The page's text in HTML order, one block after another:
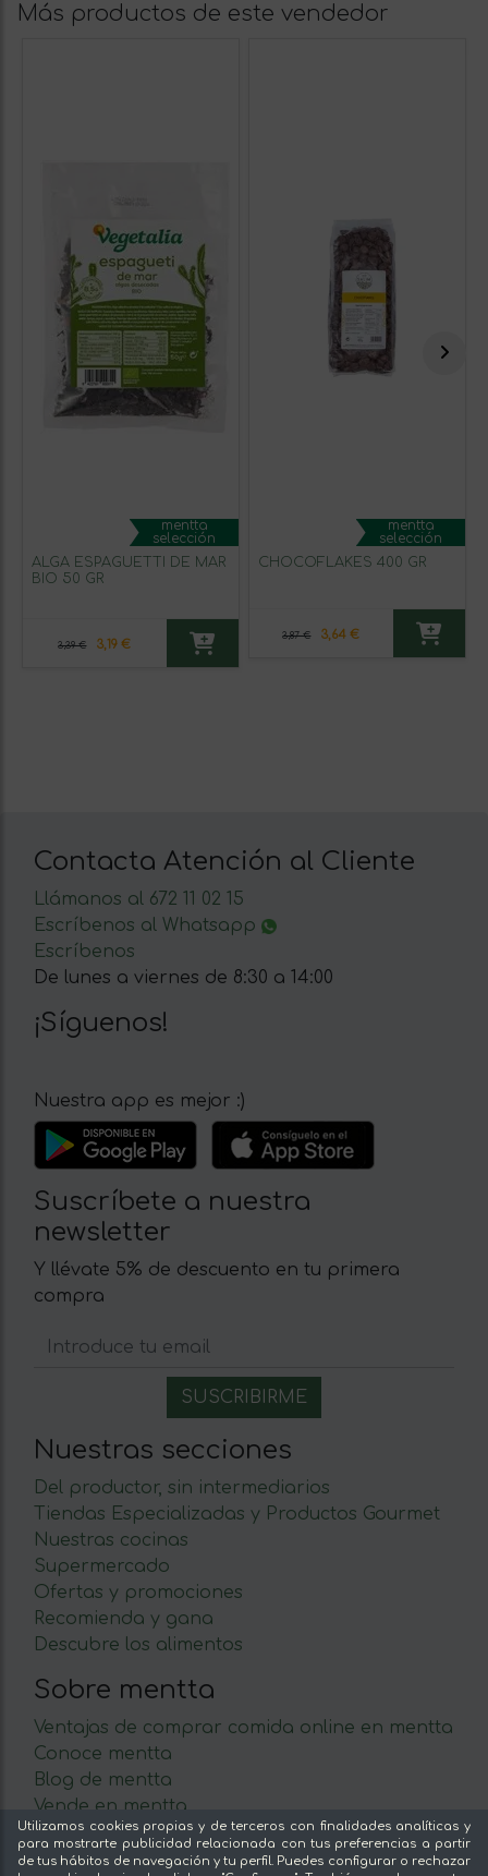
Más productos de este vendedor
mentta
selección
ALGA ESPAGUETTI DE MAR
BIO 50 GR
3,39 € 3,19 €
mentta
selección
CHOCOFLAKES 400 GR
3,87 € 3,64 €
Contacta Atención al Cliente
Llámanos al 672 11 02 15
Escríbenos al Whatsapp
Escríbenos
De lunes a viernes de 8:30 a 14:00
¡Síguenos!
Nuestra app es mejor :)
Suscríbete a nuestra
newsletter
Y llévate 5% de descuento en tu primera
compra
Nuestras secciones
Del productor, sin intermediarios
Tiendas Especializadas y Productos Gourmet
Nuestras cocinas
Supermercado
Ofertas y promociones
Recomienda y gana
Descubre los alimentos
Sobre mentta
Ventajas de comprar comida online en mentta
Conoce mentta
Blog de mentta
Vende en mentta
Fidelización
Preguntas frecuentes
Utilizamos cookies propias y de terceros con finalidades analíticas y
para mostrarte publicidad relacionada con tus preferencias a partir
de tus hábitos de navegación y tu perfil. Puedes configurar o rechazar